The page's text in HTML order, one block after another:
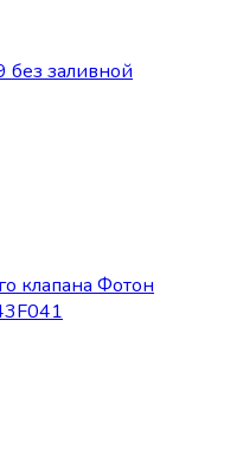
заливной
клапана Фотон